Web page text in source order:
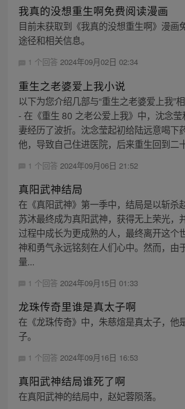
我真的没想重生啊免费阅读漫画
目前未获取到《我真的没想重生啊》漫画
途径和相关信息。
1 个回答 2024年09月02日 02:34
重生之老婆爱上我小说
以下为您介绍几部与“重生之老婆爱上我”
- 在《重生 80 之老公爱上我》中，沈念
妻经历了波折。沈念莹起初给陆远意喝下
他，导致自己住进医院，后来重生回到二
1 个回答 2024年09月06日 21:52
真阳武神结局
在《真阳武神》第一季中，结局是以斩杀
苏沐最终成为真阳武神，获得无上荣光，
过程中成长为更成熟的人，最终离开这个
神和勇气永远铭刻在人们心中。然而，由
量...
1 个回答 2024年09月15日 01:33
龙珠传奇里谁是真太子啊
在《龙珠传奇》中，朱慈煊是真太子，他
子。
1 个回答 2024年09月16日 16:53
真阳武神结局谁死了啊
在真阳武神的结局中，赵妃蓉陨落。